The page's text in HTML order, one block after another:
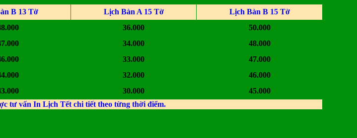
B 13 Tờ Lịch Bàn A 15 Tờ
Lịch Bàn B 15 Tờ
36.000
50.000
34.000
48.000
33.000
47.000
32.000
46.000
30.000
45.000
tư vấn In Lịch Tết chi tiết theo từng thời điểm.